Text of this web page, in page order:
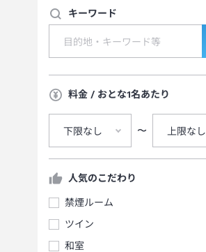
キーワード
料金 / おとな1名あたり
下限なし 〜 上限なし
人気のこだわり
禁煙ルーム
ツイン
和室